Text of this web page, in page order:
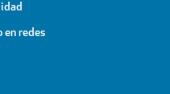
en redes